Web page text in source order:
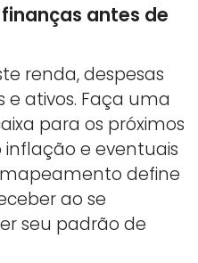
antes de
renda, despesas
e ativos. Faça uma
para os próximos
inflação e eventuais
mapeamento define
ao se
seu padrão de